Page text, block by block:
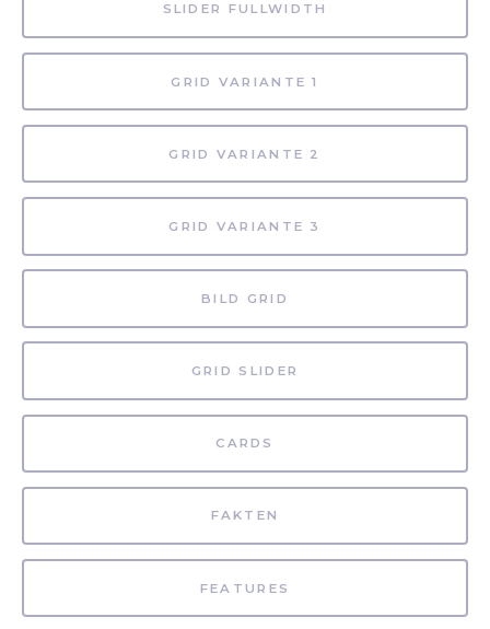
SLIDER FULLWIDTH
GRID VARIANTE 1
GRID VARIANTE 2
GRID VARIANTE 3
BILD GRID
GRID SLIDER
CARDS
FAKTEN
FEATURES